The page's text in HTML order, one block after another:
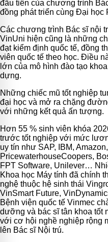
đầu tiên của chương trình
đồng phát triển cùng Đại học
Các chương trình Bác sĩ nội
VinUni hiện cũng là những
đạt kiểm định quốc tế, đồng
viên quốc tế theo học. Điều
lớn của mô hình đào tạo
dựng.
Những chiếc mũ tốt nghiệp
đại học và mở ra chặng
với những kết quả ấn tượng.
Hơn 55 % sinh viên khóa
trước tốt nghiệp với mức
uy tín như SAP, IBM,
PricewaterhouseCoopers,
FPT Software, Unilever…
Khoa học Máy tính đã chính
nghệ thuộc hệ sinh thái
VinSmart Future,
Bệnh viện quốc tế Vinmec
dưỡng và bác sĩ tân khoa tốt
với cơ hội nghề nghiệp rộng
lên Bác sĩ Nội trú.